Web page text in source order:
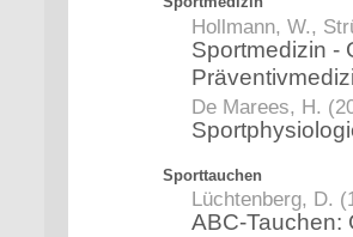
Hollmann, W.,
Sportmedizin -
De Marees, H.
Sporttauchen
Lüchtenberg, D.
ABC-Tauchen: